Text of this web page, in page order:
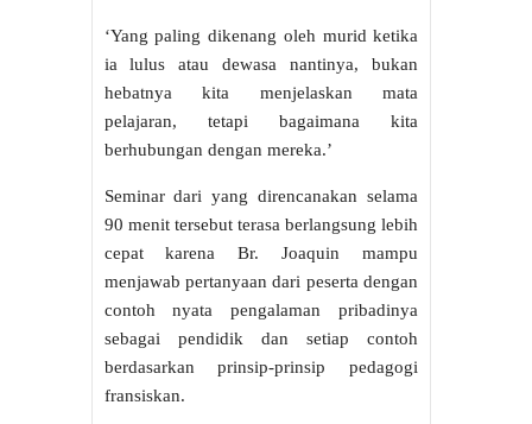
‘Yang paling dikenang oleh murid ketika
ia lulus atau dewasa nantinya, bukan
hebatnya kita menjelaskan mata
pelajaran, tetapi bagaimana kita
berhubungan dengan mereka.’
Seminar dari yang direncanakan selama
90 menit tersebut terasa berlangsung lebih
cepat karena Br. Joaquin mampu
menjawab pertanyaan dari peserta dengan
contoh nyata pengalaman pribadinya
sebagai pendidik dan setiap contoh
berdasarkan prinsip-prinsip pedagogi
fransiskan.